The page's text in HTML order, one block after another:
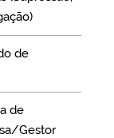
de
de
Gestor